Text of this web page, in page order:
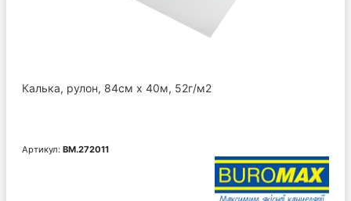
Калька, рулон, 84см х 40м, 52г/м2
Артикул: BM.272011